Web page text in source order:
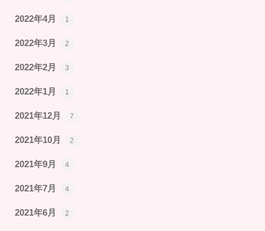
2022年4月 1
2022年3月 2
2022年2月 3
2022年1月 1
2021年12月 7
2021年10月 2
2021年9月 4
2021年7月 4
2021年6月 2